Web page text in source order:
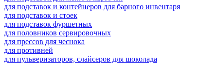
для подставок и контейнеров для барного инвентаря
для подставок и стоек
для подставок фуршетных
для половников сервировочных
для прессов для чеснока
для противней
для пульверизаторов, слайсеров для шоколада